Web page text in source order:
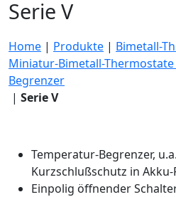
Serie V
Home | Produkte | Bimetall-
Miniatur-Bimetall-
Begrenzer
| Serie V
Temperatur-Begrenzer,
Kurzschlußschutz in
Einpolig öffnender